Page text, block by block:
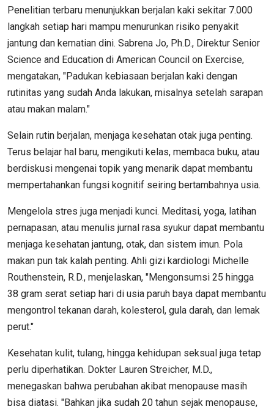
Penelitian terbaru menunjukkan berjalan kaki sekitar 7.000
langkah setiap hari mampu menurunkan risiko penyakit
jantung dan kematian dini. Sabrena Jo, Ph.D., Direktur Senior
Science and Education di American Council on Exercise,
mengatakan, "Padukan kebiasaan berjalan kaki dengan
rutinitas yang sudah Anda lakukan, misalnya setelah sarapan
atau makan malam."
Selain rutin berjalan, menjaga kesehatan otak juga penting.
Terus belajar hal baru, mengikuti kelas, membaca buku, atau
berdiskusi mengenai topik yang menarik dapat membantu
mempertahankan fungsi kognitif seiring bertambahnya usia.
Mengelola stres juga menjadi kunci. Meditasi, yoga, latihan
pernapasan, atau menulis jurnal rasa syukur dapat membantu
menjaga kesehatan jantung, otak, dan sistem imun. Pola
makan pun tak kalah penting. Ahli gizi kardiologi Michelle
Routhenstein, R.D., menjelaskan, "Mengonsumsi 25 hingga
38 gram serat setiap hari di usia paruh baya dapat membantu
mengontrol tekanan darah, kolesterol, gula darah, dan lemak
perut."
Kesehatan kulit, tulang, hingga kehidupan seksual juga tetap
perlu diperhatikan. Dokter Lauren Streicher, M.D.,
menegaskan bahwa perubahan akibat menopause masih
bisa diatasi. "Bahkan jika sudah 20 tahun sejak menopause,